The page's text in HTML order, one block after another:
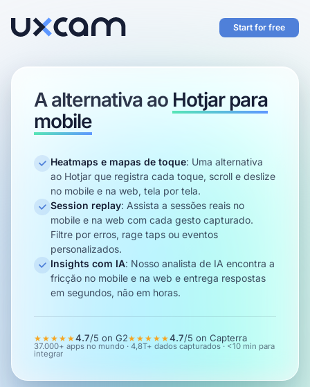
Start for free
A alternativa ao Hotjar para
mobile
Heatmaps e mapas de toque: Uma alternativa
ao Hotjar que registra cada toque, scroll e deslize
no mobile e na web, tela por tela.
Session replay: Assista a sessões reais no
mobile e na web com cada gesto capturado.
Filtre por erros, rage taps ou eventos
personalizados.
Insights com IA: Nosso analista de IA encontra a
fricção no mobile e na web e entrega respostas
em segundos, não em horas.
★★★★★4.7/5 on G2★★★★★4.7/5 on Capterra
37.000+ apps no mundo · 4,8T+ dados capturados · <10 min para
integrar